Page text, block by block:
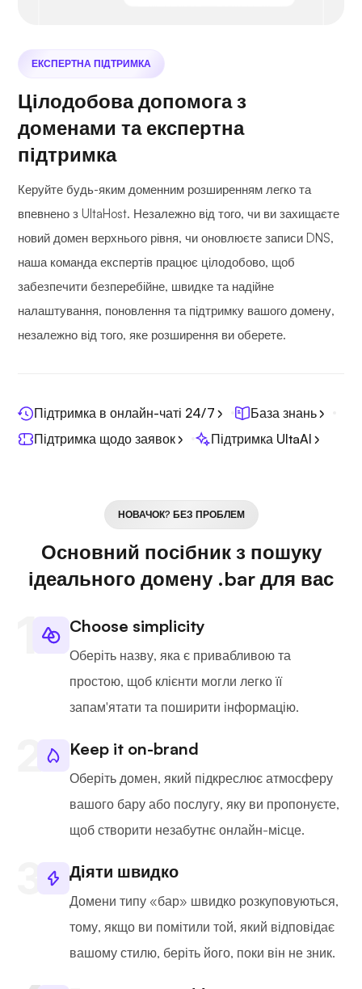
ЕКСПЕРТНА ПІДТРИМКА
Цілодобова допомога з
доменами та експертна
підтримка
Керуйте будь-яким доменним розширенням легко та
впевнено з UltaHost. Незалежно від того, чи ви захищаєте
новий домен верхнього рівня, чи оновлюєте записи DNS,
наша команда експертів працює цілодобово, щоб
забезпечити безперебійне, швидке та надійне
налаштування, поновлення та підтримку вашого домену,
незалежно від того, яке розширення ви оберете.
Підтримка в онлайн-чаті 24/7
База знань
Підтримка щодо заявок
Підтримка UltaAI
НОВАЧОК? БЕЗ ПРОБЛЕМ
Основний посібник з пошуку
ідеального домену .bar для вас
Choose simplicity
Оберіть назву, яка є привабливою та
простою, щоб клієнти могли легко її
запам'ятати та поширити інформацію.
Keep it on-brand
Оберіть домен, який підкреслює атмосферу
вашого бару або послугу, яку ви пропонуєте,
щоб створити незабутнє онлайн-місце.
Діяти швидко
Домени типу «бар» швидко розкуповуються,
тому, якщо ви помітили той, який відповідає
вашому стилю, беріть його, поки він не зник.